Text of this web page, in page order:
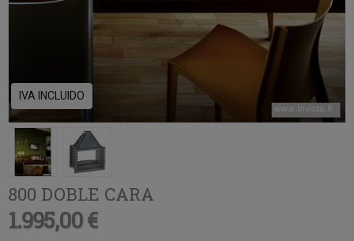
IVA INCLUIDO
800 DOBLE CARA
1.995,00 €